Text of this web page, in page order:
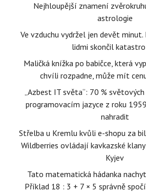
Nejhloupější znamení
astrologie
Ve vzduchu vydržel jen devět
lidmi skončil
Maličká knížka po babičce, která
chvíli rozpadne, může mít
„Azbest IT světa“: 70 %
programovacím jazyce z roku
nahradit
Střelba u Kremlu kvůli e-shopu za
Wildberries ovládají kavkazské
Kyjev
Tato matematická hádanka
Příklad 18 : 3 + 7 × 5 správně